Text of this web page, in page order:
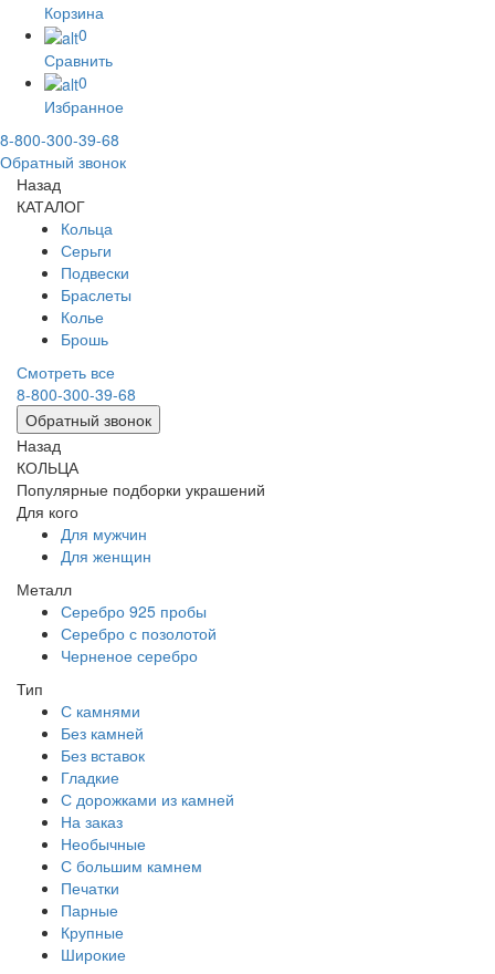
Корзина
0
Сравнить
0
Избранное
8-800-300-39-68
Обратный звонок
Назад
КАТАЛОГ
Кольца
Серьги
Подвески
Браслеты
Колье
Брошь
Смотреть все
8-800-300-39-68
Обратный звонок
Назад
КОЛЬЦА
Популярные подборки украшений
Для кого
Для мужчин
Для женщин
Металл
Серебро 925 пробы
Серебро с позолотой
Черненое серебро
Тип
С камнями
Без камней
Без вставок
Гладкие
С дорожками из камней
На заказ
Необычные
С большим камнем
Печатки
Парные
Крупные
Широкие